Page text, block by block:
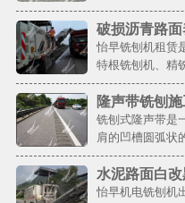
破损沥青路面
怡早铣刨机租赁
特根铣刨机、精
隆声带铣刨
铣刨式隆声带是
肩的凹槽圆弧状
水泥路面白
怡早机电铣刨机